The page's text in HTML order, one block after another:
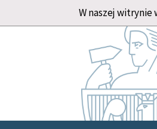
W naszej